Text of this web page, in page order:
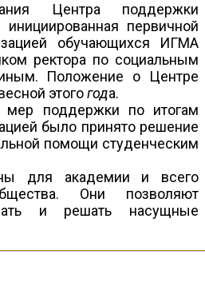
Центра поддержки
первичной
обучающихся ИГМА
ректора по социальным
Положение о Центре
этогогода.
поддержки по итогам
было принято решение
помощи студенческим
для академии и всего
Они позволяют
и решать насущные